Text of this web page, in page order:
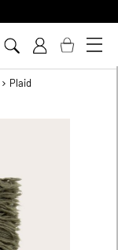
Plaid